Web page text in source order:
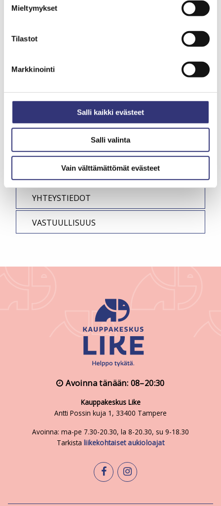
Mieltymykset
Tilastot
Markkinointi
Salli kaikki evästeet
Salli valinta
Vain välttämättömät evästeet
AJANKOHTAISTA
LIKEN POHJAKARTTA
PALAUTE
SAAPUMINEN JA PYSÄKÖINTI
YHTEYSTIEDOT
VASTUULLISUUS
Avoinna tänään: 08–20:30
Kauppakeskus Like
Antti Possin kuja 1, 33400 Tampere
Avoinna: ma-pe 7.30-20.30, la 8-20.30, su 9-18.30
Tarkistaliikekohtaiset aukioloajat
facebookinstagram